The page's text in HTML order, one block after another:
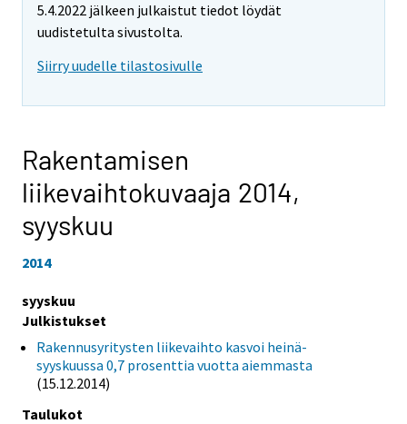
5.4.2022 jälkeen julkaistut tiedot löydät
uudistetulta sivustolta.
Siirry uudelle tilastosivulle
Rakentamisen
liikevaihtokuvaaja 2014,
syyskuu
2014
syyskuu
Julkistukset
Rakennusyritysten liikevaihto kasvoi heinä-
syyskuussa 0,7 prosenttia vuotta aiemmasta
(15.12.2014)
Taulukot